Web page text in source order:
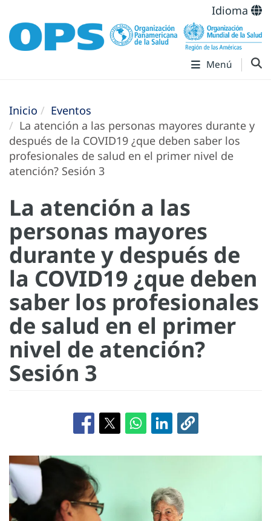
Idioma
Menú
Inicio
Eventos
La atención a las personas mayores durante y
después de la COVID19 ¿que deben saber los
profesionales de salud en el primer nivel de
atención? Sesión 3
La atención a las
personas mayores
durante y después de
la COVID19 ¿que deben
saber los profesionales
de salud en el primer
nivel de atención?
Sesión 3